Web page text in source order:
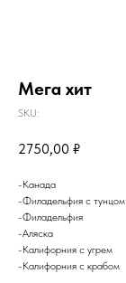
Мега хит
SKU:
2750,00 ₽
-Канада
-Филадельфия с тунцом
-Филадельфия
-Аляска
-Калифорния с угрем
-Калифорния с крабом